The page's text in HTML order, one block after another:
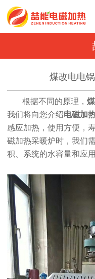
煤改电电
根据不同的原理，
我们将向您介绍电磁加
感应加热，使用方便，
磁加热采暖炉时，我们
积、系统的水容量和应